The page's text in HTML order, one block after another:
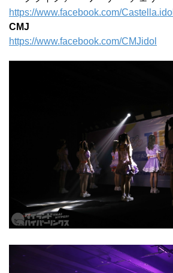
https://www.facebook.com/Castella.idol
CMJ
https://www.facebook.com/CMJidol